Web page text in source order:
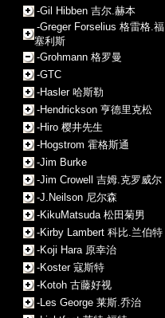
-Gil Hibben 吉尔.赫本
-Greger Forselius 格雷格.福
塞利斯
-Grohmann 格罗曼
-GTC
-Hasler 哈斯勒
-Hendrickson 亨德里克松
-Hiro 樱井先生
-Hogstrom 霍格斯通
-Jim Burke
-Jim Crowell 吉姆.克罗威尔
-J.Neilson 尼尔森
-KikuMatsuda 松田菊男
-Kirby Lambert 科比.兰伯特
-Koji Hara 原幸治
-Koster 寇斯特
-Kotoh 古藤好视
-Les George 莱斯.乔治